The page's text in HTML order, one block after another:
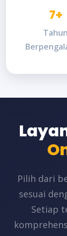
7+
Tahun
Pilih dari
sesuai
Setiap